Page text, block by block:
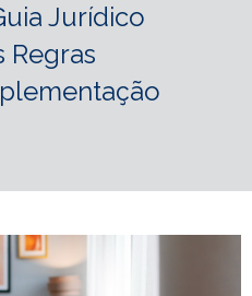
Jurídico
Regras